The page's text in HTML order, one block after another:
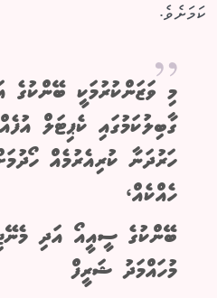
ކަމަށެވެ.
މި ވަޒަންކުރުމަކީ ބޭންކުގެ
ގާބިލުކަމުގައި ކެޕިޓަލް
ހަރުދަނާ ކުރިއެރުމެއް
ހެއްކެއް،
ބޭންކުގެ ސީއީއޯ އަދި
މުހައްމަދު ޝަރީފް